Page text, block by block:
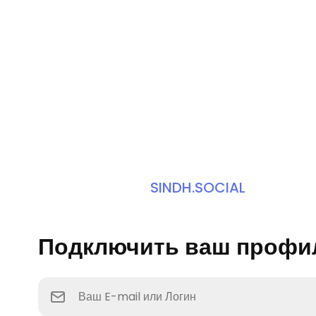
SINDH.SOCIAL
Подключить ваш